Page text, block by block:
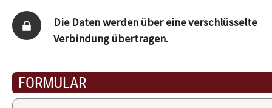
Die Daten werden über eine verschlüsselte
Verbindung übertragen.
FORMULAR